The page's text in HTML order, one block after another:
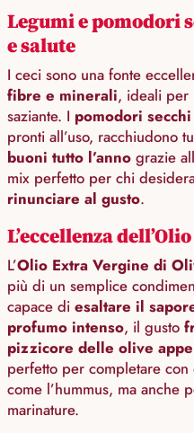
Legumi e pomodori
e salute
I ceci sono una fonte
fibre e minerali, ideali per
saziante. I pomodori
pronti all’uso, racchiudono
buoni tutto l’anno grazie
mix perfetto per chi
rinunciare al gusto.
L’eccellenza
L’Olio Extra Vergine di
più di un semplice
capace di esaltare il
profumo intenso, il gusto
pizzicore delle olive
perfetto per completare
come l’hummus, ma anche
marinature.